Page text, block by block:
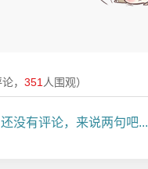
， 351人围观）
还没有评论，来说两句吧...